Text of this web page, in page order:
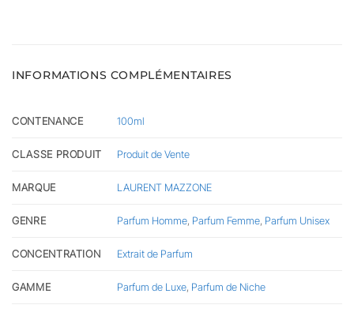
INFORMATIONS COMPLÉMENTAIRES
CONTENANCE 100ml
CLASSE PRODUIT Produit de Vente
MARQUE LAURENT MAZZONE
GENRE Parfum Homme, Parfum Femme, Parfum Unisex
CONCENTRATION Extrait de Parfum
GAMME Parfum de Luxe, Parfum de Niche